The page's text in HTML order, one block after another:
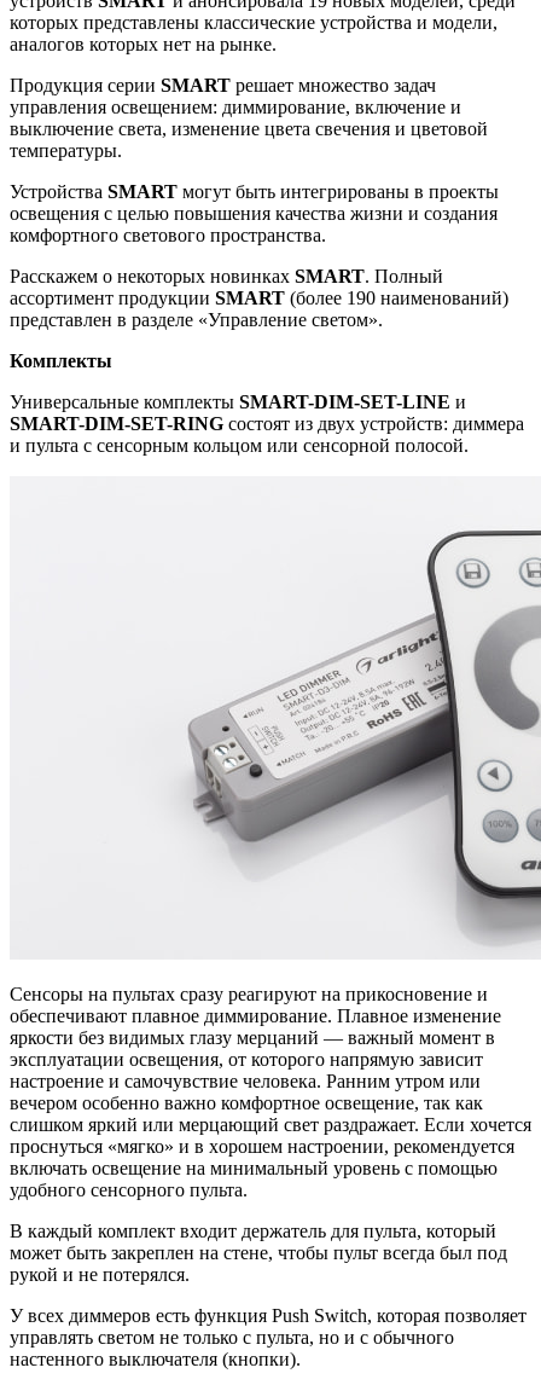
которых представлены классические устройства и модели,
аналогов которых нет на рынке.
Продукция серии SMART решает множество задач
управления освещением: диммирование, включение и
выключение света, изменение цвета свечения и цветовой
температуры.
Устройства SMART могут быть интегрированы в проекты
освещения с целью повышения качества жизни и создания
комфортного светового пространства.
Расскажем о некоторых новинках SMART. Полный
ассортимент продукции SMART (более 190 наименований)
представлен в разделе «Управление светом».
Комплекты
Универсальные комплекты SMART-DIM-SET-LINE и
SMART-DIM-SET-RING состоят из двух устройств: диммера
и пульта с сенсорным кольцом или сенсорной полосой.
Сенсоры на пультах сразу реагируют на прикосновение и
обеспечивают плавное диммирование. Плавное изменение
яркости без видимых глазу мерцаний — важный момент в
эксплуатации освещения, от которого напрямую зависит
настроение и самочувствие человека. Ранним утром или
вечером особенно важно комфортное освещение, так как
слишком яркий или мерцающий свет раздражает. Если хочется
проснуться «мягко» и в хорошем настроении, рекомендуется
включать освещение на минимальный уровень с помощью
удобного сенсорного пульта.
В каждый комплект входит держатель для пульта, который
может быть закреплен на стене, чтобы пульт всегда был под
рукой и не потерялся.
У всех диммеров есть функция Push Switch, которая позволяет
управлять светом не только с пульта, но и с обычного
настенного выключателя (кнопки).